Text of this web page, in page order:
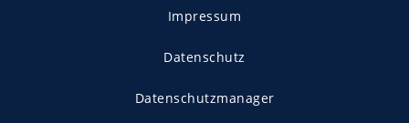
Impressum
Datenschutz
Datenschutzmanager